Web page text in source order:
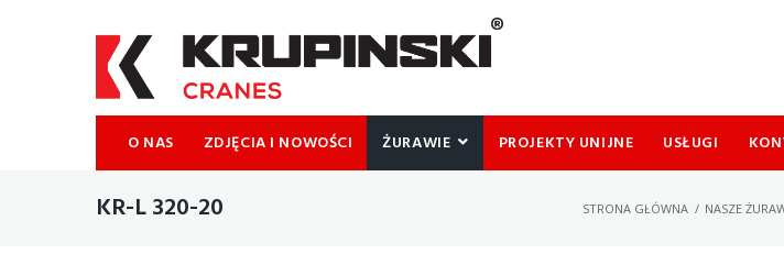
O NAS ZDJĘCIA I NOWOŚCI ŻURAWIE PROJEKTY UNIJNE USŁUGI
KR-L 320-20 STRONA GŁÓWNA / NASZE